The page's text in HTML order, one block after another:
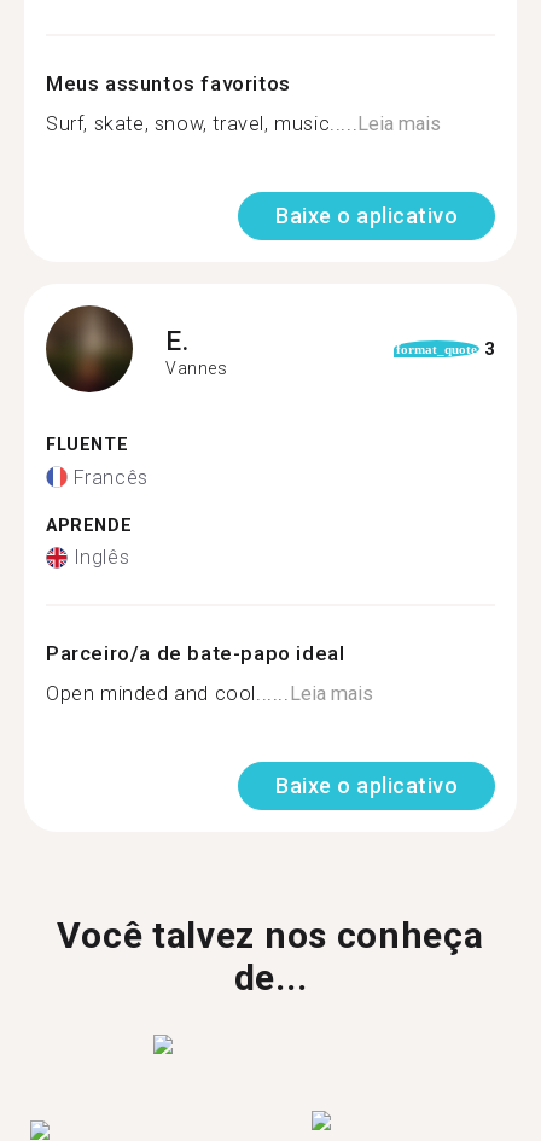
Meus assuntos favoritos
Surf, skate, snow, travel, music.....Leia mais
Baixe o aplicativo
E.
Vannes
format_quote 3
FLUENTE
Francês
APRENDE
Inglês
Parceiro/a de bate-papo ideal
Open minded and cool......Leia mais
Baixe o aplicativo
Você talvez nos conheça
de...